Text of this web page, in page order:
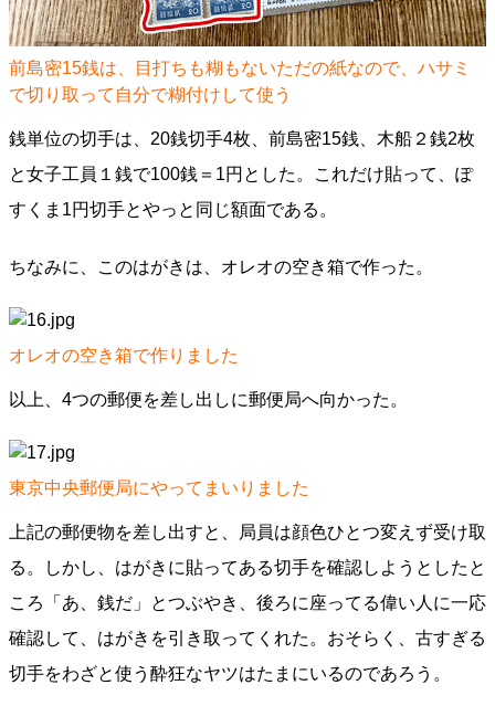
前島密15銭は、目打ちも糊もないただの紙なので、ハサミ
で切り取って自分で糊付けして使う
銭単位の切手は、20銭切手4枚、前島密15銭、木船２銭2枚
と女子工員１銭で100銭＝1円とした。これだけ貼って、ぽ
すくま1円切手とやっと同じ額面である。
ちなみに、このはがきは、オレオの空き箱で作った。
オレオの空き箱で作りました
以上、4つの郵便を差し出しに郵便局へ向かった。
東京中央郵便局にやってまいりました
上記の郵便物を差し出すと、局員は顔色ひとつ変えず受け取
る。しかし、はがきに貼ってある切手を確認しようとしたと
ころ「あ、銭だ」とつぶやき、後ろに座ってる偉い人に一応
確認して、はがきを引き取ってくれた。おそらく、古すぎる
切手をわざと使う酔狂なヤツはたまにいるのであろう。